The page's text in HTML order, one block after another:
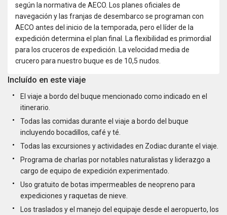
según la normativa de AECO. Los planes oficiales de
navegación y las franjas de desembarco se programan con
AECO antes del inicio de la temporada, pero el líder de la
expedición determina el plan final. La flexibilidad es primordial
para los cruceros de expedición. La velocidad media de
crucero para nuestro buque es de 10,5 nudos.
Incluído en este viaje
El viaje a bordo del buque mencionado como indicado en el
itinerario.
Todas las comidas durante el viaje a bordo del buque
incluyendo bocadillos, café y té.
Todas las excursiones y actividades en Zodiac durante el viaje.
Programa de charlas por notables naturalistas y liderazgo a
cargo de equipo de expedición experimentado.
Uso gratuito de botas impermeables de neopreno para
expediciones y raquetas de nieve.
Los traslados y el manejo del equipaje desde el aeropuerto, los